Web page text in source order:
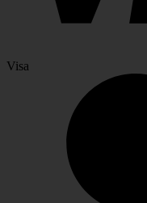
Visa